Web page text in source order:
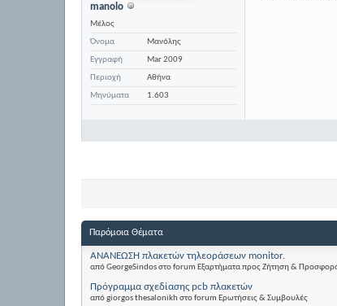
manolo
Μέλος
Όνομα
Μανόλης
Εγγραφή
Mar 2009
Περιοχή
Αθήνα
Μηνύματα
1.603
Παρόμοια Θέματα
ΑΝΑΝΕΩΣΗ πλακετών τηλεοράσεων monitor.
από GeorgeSindos στο forum Εξαρτήματα προς Ζήτηση &
Πρόγραμμα σχεδίασης pcb πλακετών
από giorgos thesalonikh στο forum Ερωτήσεις & Συμβουλές